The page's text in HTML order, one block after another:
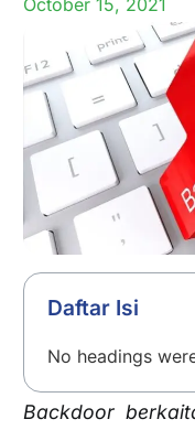
October 15, 2021
Daftar Isi
No headings
Backdoor